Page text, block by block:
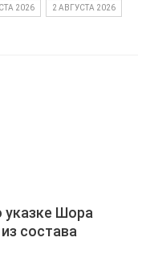
2026 2 АВГУСТА 2026
указке Шора
состава